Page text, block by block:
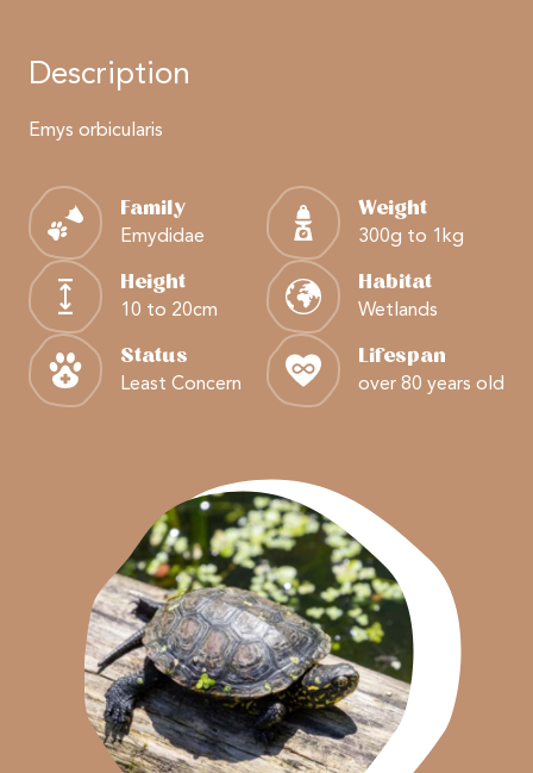
Description
Emys orbicularis
Family
Emydidae
Weight
300g to 1kg
Height
10 to 20cm
Habitat
Wetlands
Status
Least Concern
Lifespan
over 80 years old